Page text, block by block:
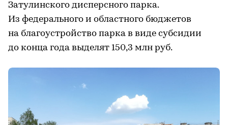
Затулинского дисперсного парка.
Из федерального и областного бюджетов
на благоустройство парка в виде субсидии
до конца года выделят 150,3 млн руб.